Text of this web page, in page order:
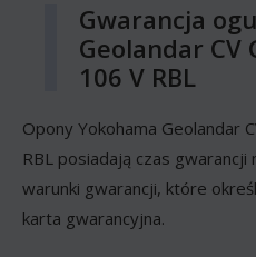
Gwarancja
Geolandar CV
106 V RBL
Opony Yokohama Geolandar
RBL posiadają czas gwarancji
warunki gwarancji, które
karta gwarancyjna.